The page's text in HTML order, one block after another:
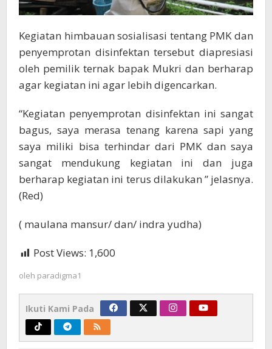
Kegiatan himbauan sosialisasi tentang PMK dan
penyemprotan disinfektan tersebut diapresiasi
oleh pemilik ternak bapak Mukri dan berharap
agar kegiatan ini agar lebih digencarkan.
“Kegiatan penyemprotan disinfektan ini sangat
bagus, saya merasa tenang karena sapi yang
saya miliki bisa terhindar dari PMK dan saya
sangat mendukung kegiatan ini dan juga
berharap kegiatan ini terus dilakukan ” jelasnya.
(Red)
( maulana mansur/ dan/ indra yudha)
Post Views: 1,600
oleh paradigma1
Ikuti Kami Pada